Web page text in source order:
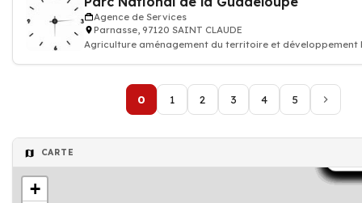
Agence de Services
Parnasse, 97120 SAINT CLAUDE
Agriculture aménagement du territoire et développement
0 1 2 3 4 5
CARTE
+